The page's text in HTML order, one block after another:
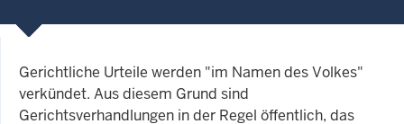
Gerichtliche Urteile werden "im Namen des Volkes"
verkündet. Aus diesem Grund sind
Gerichtsverhandlungen in der Regel öffentlich, das